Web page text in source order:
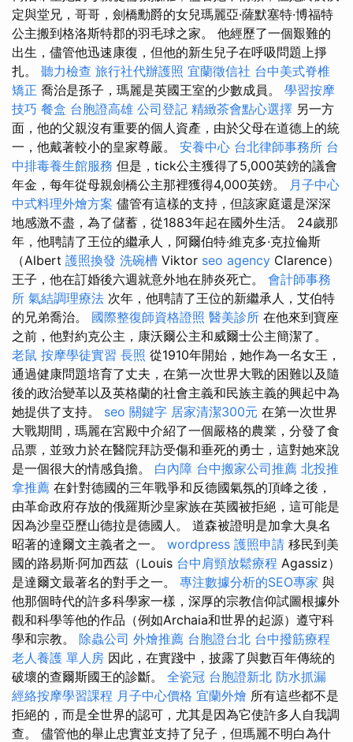
定與堂兄，哥哥，劍橋勳爵的女兒瑪麗亞·薩默塞特·博福特
公主搬到格洛斯特郡的羽毛球之家。 他經歷了一個艱難的
出生，儘管他迅速康復，但他的新生兒子在呼吸問題上掙
扎。 聽力檢查 旅行社代辦護照 宜蘭徵信社 台中美式脊椎
矯正 喬治是孫子，瑪麗是英國王室的少數成員。 學習按摩
技巧 餐盒 台胞證高雄 公司登記 精緻茶會點心選擇 另一方
面，他的父親沒有重要的個人資產，由於父母在道德上的統
一，他戴著較小的皇家尊嚴。 安養中心 台北律師事務所 台
中排毒養生館服務 但是，tick公主獲得了5,000英鎊的議會
年金，每年從母親劍橋公主那裡獲得4,000英鎊。 月子中心
中式料理外燴方案 儘管有這樣的支持，但該家庭還是深深
地感激不盡，為了儲蓄，從1883年起在國外生活。 24歲那
年，他聘請了王位的繼承人，阿爾伯特·維克多·克拉倫斯
（Albert 護照換發 洗碗槽 Viktor seo agency Clarence）
王子，他在訂婚後六週就意外地在肺炎死亡。 會計師事務
所 氣結調理療法 次年，他聘請了王位的新繼承人，艾伯特
的兄弟喬治。 國際整復師資格證照 醫美診所 在他來到寶座
之前，他對約克公主，康沃爾公主和威爾士公主簡潔了。
老鼠 按摩學徒實習 長照 從1910年開始，她作為一名女王，
通過健康問題培育了丈夫，在第一次世界大戰的困難以及隨
後的政治變革以及英格蘭的社會主義和民族主義的興起中為
她提供了支持。 seo 關鍵字 居家清潔300元 在第一次世界
大戰期間，瑪麗在宮殿中介紹了一個嚴格的農業，分發了食
品票，並致力於在醫院拜訪受傷和垂死的勇士，這對她來說
是一個很大的情感負擔。 白內障 台中搬家公司推薦 北投推
拿推薦 在針對德國的三年戰爭和反德國氣氛的頂峰之後，
由革命政府存放的俄羅斯沙皇家族在英國被拒絕，這可能是
因為沙皇亞歷山德拉是德國人。 道森被證明是加拿大臭名
昭著的達爾文主義者之一。 wordpress 護照申請 移民到美
國的路易斯·阿加西茲（Louis 台中肩頸放鬆療程 Agassiz）
是達爾文最著名的對手之一。 專注數據分析的SEO專家 與
他那個時代的許多科學家一樣，深厚的宗教信仰試圖根據外
觀和科學等他的作品（例如Archaia和世界的起源）遵守科
學和宗教。 除蟲公司 外燴推薦 台胞證台北 台中撥筋療程
老人養護 單人房 因此，在實踐中，披露了與數百年傳統的
破壞的查爾斯國王的診斷。 全瓷冠 台胞證新北 防水抓漏
經絡按摩學習課程 月子中心價格 宜蘭外燴 所有這些都不是
拒絕的，而是全世界的認可，尤其是因為它使許多人自我調
查。 儘管他的舉止忠實並支持了兒子，但瑪麗不明白為什